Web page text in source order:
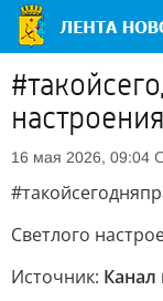
16 мая 2026, 09:04
Светлого
Источник: